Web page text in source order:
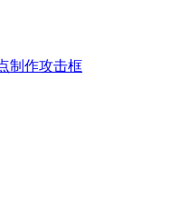
制作攻击框